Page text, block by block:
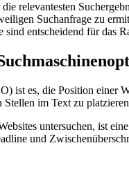
relevantesten
Suchanfrage zu
entscheidend für das
ist es, die Position einer
Stellen im Text zu
untersuchen, ist
und